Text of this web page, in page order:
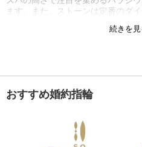
ます。また、ストーンは定番のダ
着ける」という文化を大切にし、
続きを見
おすすめ婚約指輪